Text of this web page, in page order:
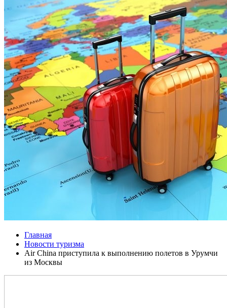
Главная
Новости туризма
Air China приступила к выполнению полетов в Урумчи
из Москвы